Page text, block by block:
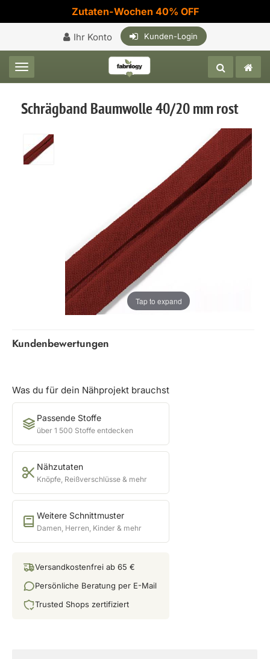
Zutaten-Wochen 40% OFF
Ihr Konto Kunden-Login
Toggle navigation
Schrägband Baumwolle 40/20 mm rost
Tap to expand
Kundenbewertungen
Was du für dein Nähprojekt brauchst
Passende Stoffe
über 1 500 Stoffe entdecken
Nähzutaten
Knöpfe, Reißverschlüsse & mehr
Weitere Schnittmuster
Damen, Herren, Kinder & mehr
Versandkostenfrei ab 65 €
Persönliche Beratung per E-Mail
Trusted Shops zertifiziert